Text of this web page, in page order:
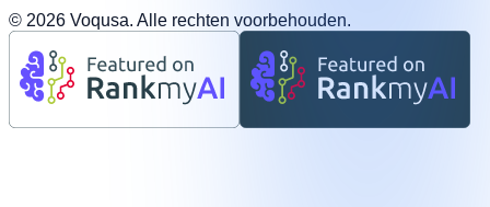
© 2026 Voqusa. Alle rechten voorbehouden.